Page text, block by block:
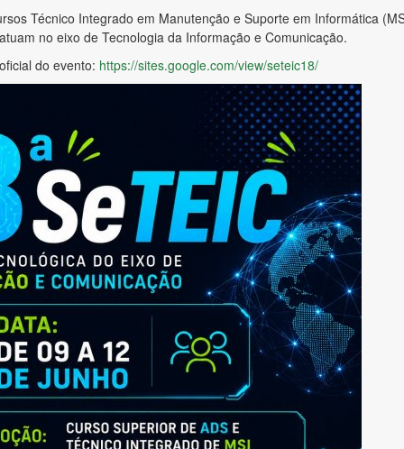
Técnico Integrado em Manutenção e Suporte em Informática
no eixo de Tecnologia da Informação e Comunicação.
do evento: https://sites.google.com/view/seteic18/